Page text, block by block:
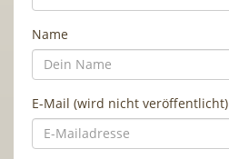
Name
E-Mail (wird nicht veröffentlicht)